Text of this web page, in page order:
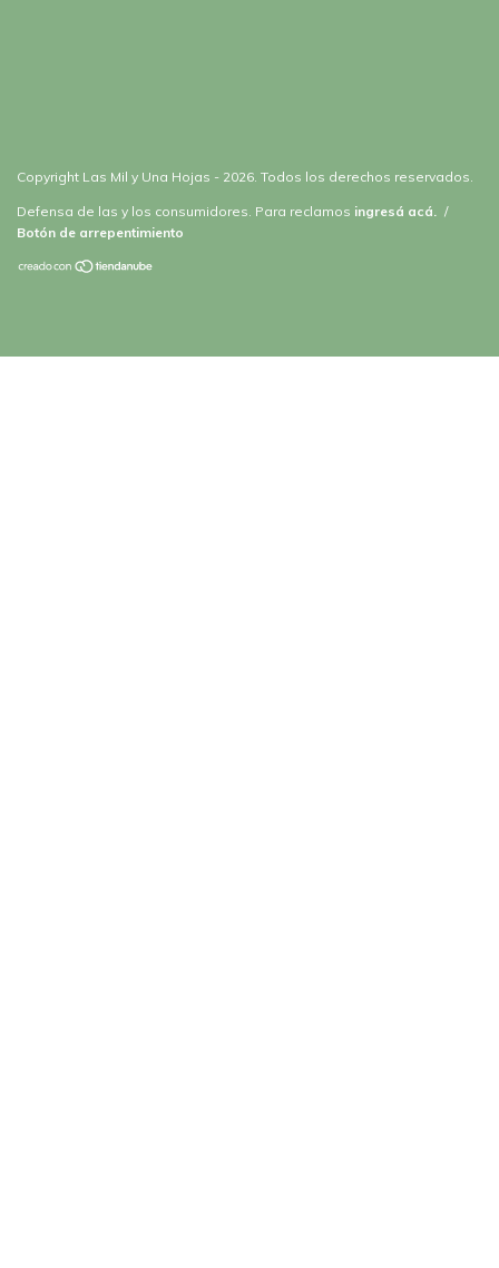
Copyright Las Mil y Una Hojas - 2026. Todos los derechos reservados.
Defensa de las y los consumidores. Para reclamos ingresá acá.
/
Botón de arrepentimiento